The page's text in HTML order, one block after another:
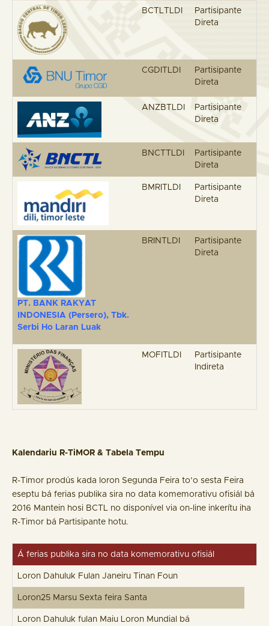
BCTLTLDI
Partisipante
Direta
CGDITLDI
Partisipante
Direta
ANZBTLDI
Partisipante
Direta
BNCTTLDI
Partisipante
Direta
BMRITLDI
Partisipante
Direta
PT. BANK RAKYAT
INDONESIA (Persero), Tbk.
Serbi Ho Laran Luak
BRINTLDI
Partisipante
Direta
MOFITLDI
Partisipante
Indireta
Kalendariu R-TiMOR & Tabela Tempu
R-Timor prodús kada loron Segunda Feira to’o sesta Feira
eseptu bá ferias publika sira no data komemorativu ofisiál bá
2016 Mantein hosi BCTL no disponível via on-line inkerítu iha
R-Timor bá Partisipante hotu.
Á ferias publika sira no data komemorativu ofisiál
Loron Dahuluk Fulan Janeiru Tinan Foun
Loron25 Marsu Sexta feira Santa
Loron Dahuluk fulan Maiu Loron Mundial bá